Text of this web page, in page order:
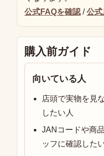
公式FAQを確認 /公
購入前ガイド
向いている人
店頭で実物を見
したい人
JANコードや商
ッフに確認した